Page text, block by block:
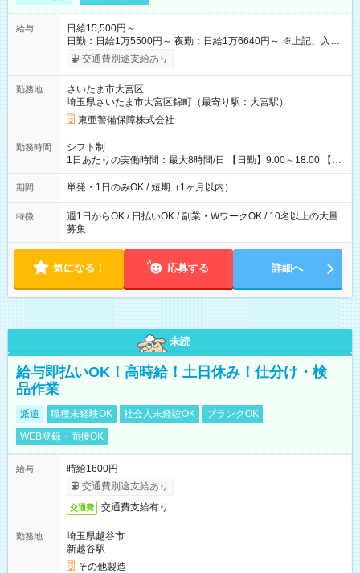
給与
日給15,500円～
日勤：日給1万5500円～ 夜勤：日給1万6640円～ ※上記、入社
祝手当4000円含む(25勤務まで) ┗新任研修の終了から100日以内
┗規定あり ／ 経験や年齢を問わず、 頑張った方全員に支給され
日給は全額支給！ ■月22日以上勤務すると… 日給1000円UP！ ■
日払い・週払い・前払いOK！ 給与即時払いサービス『クリア
(CRIA)』で 最短当日にコンビニATMから 現金で給与を受け取れ
ます♪ ※稼働分・規定あり ■法定研修(7h×3日間)中も 手当をしっ
かり【3万円】支給！ ┗研修手当の一部(9，000円)は手渡しで支
給 ┗昼食代も別途支給(500円×3日間） ┗研修期間中も交通費全
交通費別途支給あり
勤務地
さいたま市大宮区
埼玉県さいたま市大宮区錦町（最寄り駅：大宮駅）
東亜警備保障株式会社
勤務時間
シフト制
1日あたりの実働時間：最大8時間/日 【日勤】9:00～18:00 【夜
勤】20:00～翌5:00 ・【日勤のみ】【夜勤のみ】もOK♪ ・自分
の都合に合わせて稼げます◎ ・シフトの申告は電話・メールで
ライベートの予定に 合わせて好きな時など、自由に働けます
期間 単発・1日のみOK / 短期（1ヶ月以内）
特徴
週1日からOK / 日払いOK / 副業・WワークOK / 10名以上の大量
募集
気になる！ 応募する 詳細へ
未読
給与即払いOK！高時給！土日休み！仕分け・検
品作業
派遣 職種未経験OK 社会人未経験OK
ブランクOK
WEB登録・面接OK
給与
時給1600円
交通費別途支給あり
交通費 交通費支給有り
勤務地
埼玉県越谷市
新越谷駅
その他製造